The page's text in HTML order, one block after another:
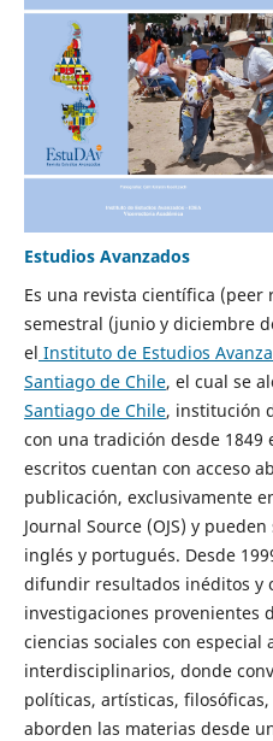
Estudios Avanzados
Es una revista científica (peer
semestral (junio y diciembre
el Instituto de Estudios
Santiago de Chile, el cual se
Santiago de Chile, institución
con una tradición desde 1849
escritos cuentan con acceso
publicación, exclusivamente
Journal Source (OJS) y
inglés y portugués. Desde
difundir resultados inéditos y
investigaciones provenientes
ciencias sociales con especial
interdisciplinarios, donde
políticas, artísticas,
aborden las materias desde